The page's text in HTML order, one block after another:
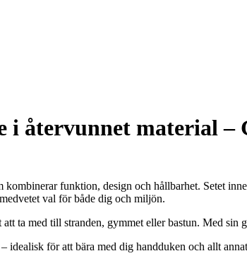
i återvunnet material –
kombinerar funktion, design och hållbarhet. Setet
val för både dig och miljön.
ta med till stranden, gymmet eller bastun. Med
för att bära med dig handduken och allt